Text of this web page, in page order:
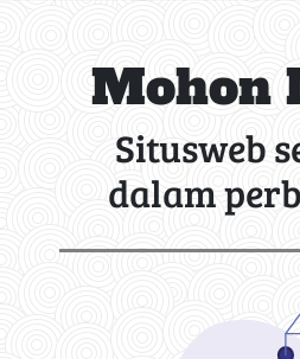
Mohon
Situsweb
dalam